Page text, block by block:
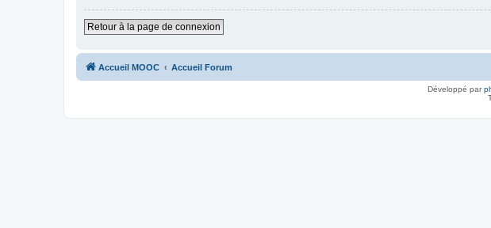
Retour à la page de connexion
Accueil MOOC Accueil Forum
Développé par